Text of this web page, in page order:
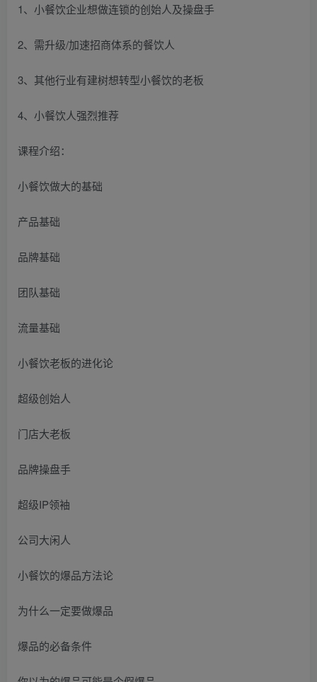
1、小餐饮企业想做连锁的创始人及操盘手
2、需升级/加速招商体系的餐饮人
3、其他行业有建树想转型小餐饮的老板
4、小餐饮人强烈推荐
课程介绍：
小餐饮做大的基础
产品基础
品牌基础
团队基础
流量基础
小餐饮老板的进化论
超级创始人
门店大老板
品牌操盘手
超级IP领袖
公司大闲人
小餐饮的爆品方法论
为什么一定要做爆品
爆品的必备条件